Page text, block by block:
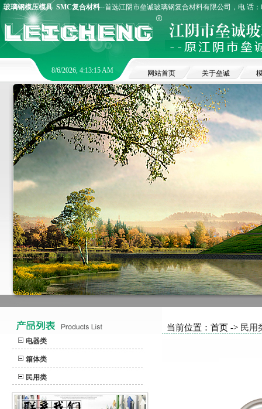
玻璃钢模压模具 SMC复合材料--首选江阴市垒诚玻璃钢复合材料有限公司，电 话
8/6/2026, 4:13:15 AM 网站首页 关于垒诚
电器类
箱体类
民用类
当前位置：首页 -> 民用